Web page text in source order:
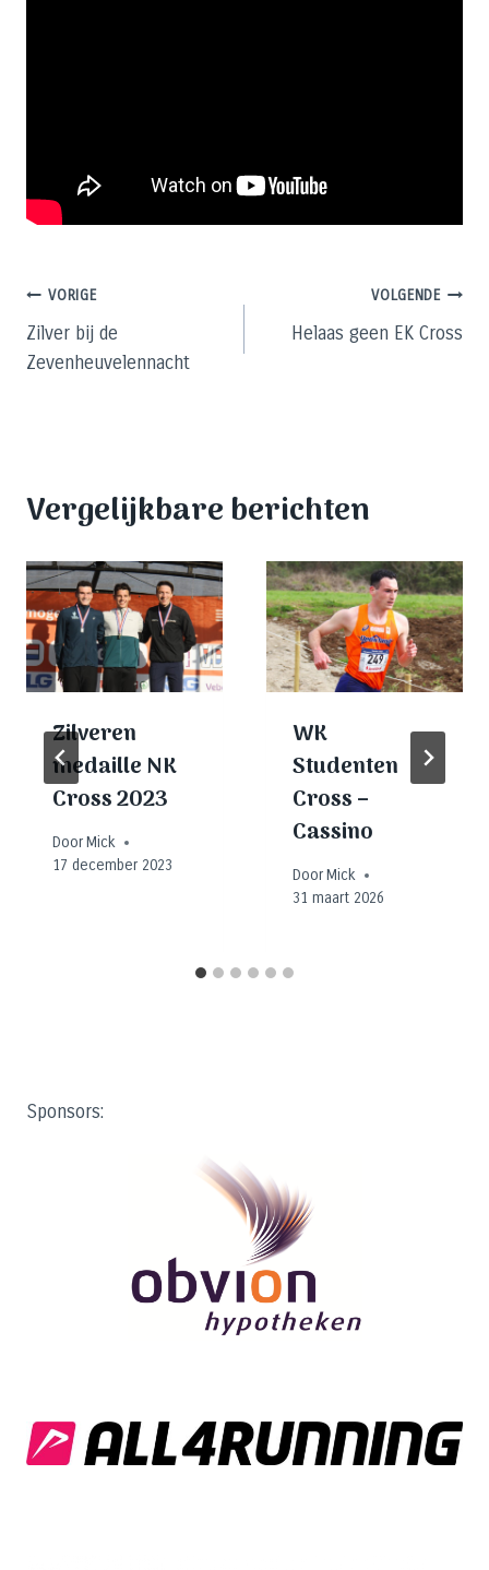
Bericht
navigatie
VORIGE
Zilver bij de
Zevenheuvelennacht
VOLGENDE
Helaas geen EK Cross
Vergelijkbare berichten
Zilveren
medaille NK
Cross 2023
DoorMick
17 december 2023
WK
Studenten
Cross –
Cassino
DoorMick
31 maart 2026
Sponsors: